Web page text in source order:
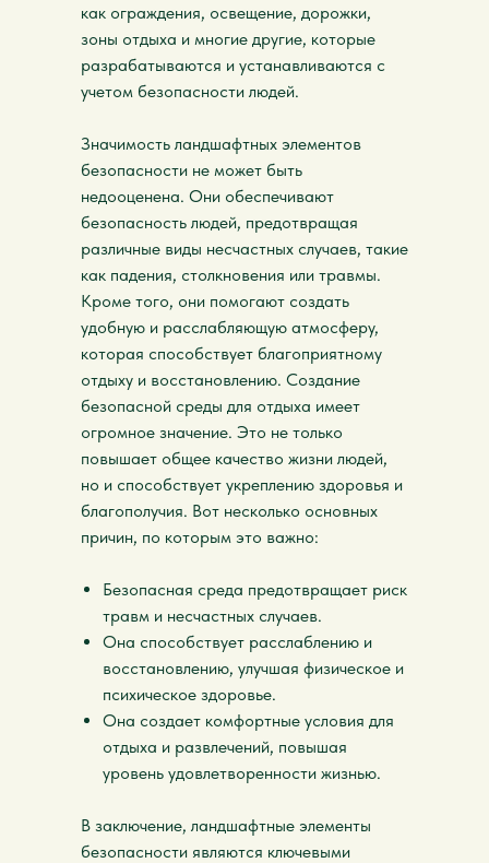
как ограждения, освещение, дорожки,
зоны отдыха и многие другие, которые
разрабатываются и устанавливаются с
учетом безопасности людей.
Значимость ландшафтных элементов
безопасности не может быть
недооценена. Они обеспечивают
безопасность людей, предотвращая
различные виды несчастных случаев, такие
как падения, столкновения или травмы.
Кроме того, они помогают создать
удобную и расслабляющую атмосферу,
которая способствует благоприятному
отдыху и восстановлению. Создание
безопасной среды для отдыха имеет
огромное значение. Это не только
повышает общее качество жизни людей,
но и способствует укреплению здоровья и
благополучия. Вот несколько основных
причин, по которым это важно:
Безопасная среда предотвращает риск
травм и несчастных случаев.
Она способствует расслаблению и
восстановлению, улучшая физическое и
психическое здоровье.
Она создает комфортные условия для
отдыха и развлечений, повышая
уровень удовлетворенности жизнью.
В заключение, ландшафтные элементы
безопасности являются ключевыми